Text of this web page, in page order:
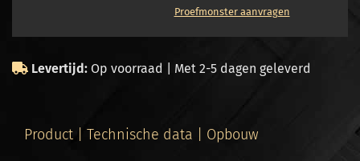
Proefmonster aanvragen
Levertijd: Op voorraad | Met 2-5 dagen geleverd
Product | Technische data | Opbouw